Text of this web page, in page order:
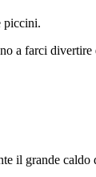
piccini.
a farci
il grande